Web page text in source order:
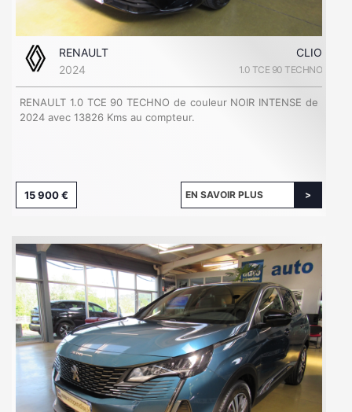
RENAULT
CLIO
2024
1.0 TCE 90 TECHNO
RENAULT 1.0 TCE 90 TECHNO de couleur NOIR INTENSE de
2024 avec 13826 Kms au compteur.
15 900 € EN SAVOIR PLUS